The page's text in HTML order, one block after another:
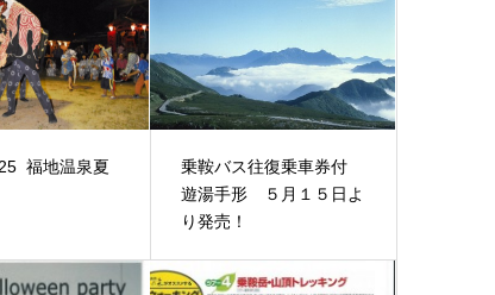
福地温泉夏
乗鞍バス往復乗車券付
遊湯手形 ５月１５日よ
り発売！